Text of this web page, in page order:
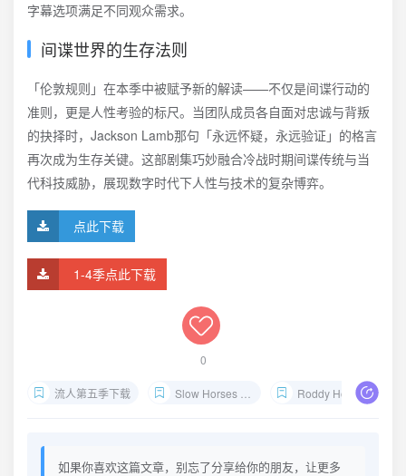
字幕选项满足不同观众需求。
间谍世界的生存法则
「伦敦规则」在本季中被赋予新的解读——不仅是间谍行动的
准则，更是人性考验的标尺。当团队成员各自面对忠诚与背叛
的抉择时，Jackson Lamb那句「永远怀疑，永远验证」的格言
再次成为生存关键。这部剧集巧妙融合冷战时期间谍传统与当
代科技威胁，展现数字时代下人性与技术的复杂博弈。
点此下载
1-4季点此下载
0
流人第五季下载 Slow Horses S5剧情解析 Roddy Ho女友身份
如果你喜欢这篇文章，别忘了分享给你的朋友，让更多